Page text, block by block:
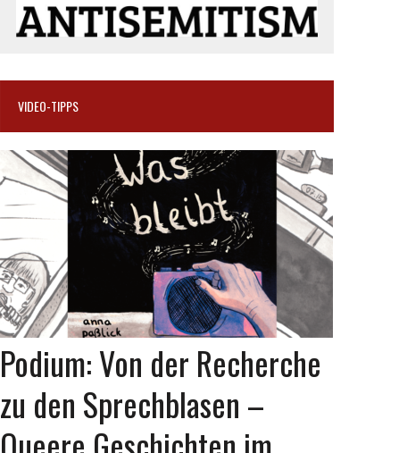
VIDEO-TIPPS
Podium: Von der Recherche
zu den Sprechblasen –